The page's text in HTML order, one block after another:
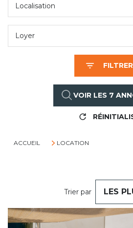
Loyer
FILTRER
VOIR LES 7
ACCUEIL LOCATION
Trier par LES